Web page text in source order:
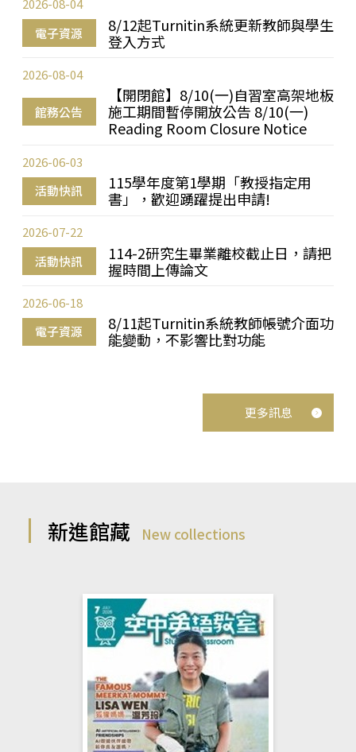
電子資源
8/12起Turnitin系統更新教師與學生
登入方式
2026-08-04
館務公告
【開閉館】8/10(一)自習室高架地板
施工期間暫停開放公告 8/10(一)
Reading Room Closure Notice
2026-08-04
活動快訊
115學年度第1學期「教授指定用
書」，歡迎踴躍提出申請!
2026-06-03
活動快訊
114-2研究生畢業離校截止日，請把
握時間上傳論文
2026-07-22
電子資源
8/11起Turnitin系統教師帳號介面功
能變動，不影響比對功能
2026-06-18
更多訊息
新進館藏 New collections